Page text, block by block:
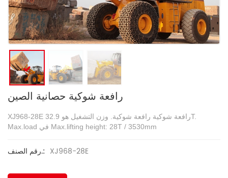
رافعة شوكية حصانية الصين
XJ968-28E رافعة شوكية رافعة شوكية. وزن التشغيل هو 32.9T.
Max.load في Max.lifting height: 28T / 3530mm
رقم الصنف.: XJ968-28E